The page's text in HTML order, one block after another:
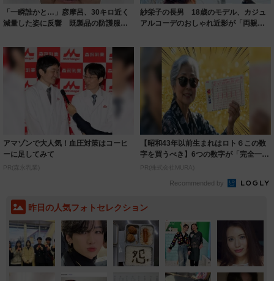
「一瞬誰かと…」彦摩呂、30キロ近く
減量した姿に反響 既製品の防護服が
紗栄子の長男 18歳のモデル、カジュ
アルコーデのおしゃれ近影が「両親の
アマゾンで大人気！血圧対策はコーヒ
ーに足してみて
PR(森永乳業)
【昭和43年以前生まれはロト６この数
字を買うべき】6つの数字が「完全一
致」する方...
PR(株式会社MURA)
Recommended by
昨日の人気フォトセレクション